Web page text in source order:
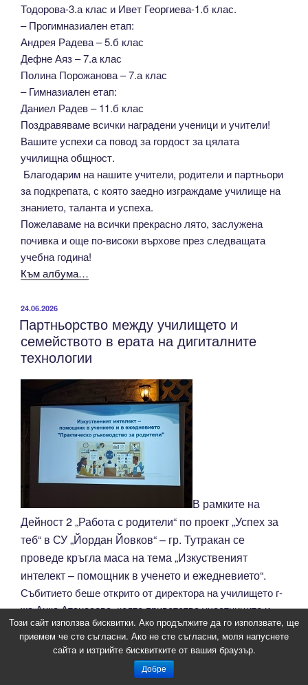
Тодорова-3.а клас и Ивет Георгиева-1.б клас.
–Прогимназиален етап:
Андрея Радева – 5.б клас
Дефне Аяз – 7.а клас
Полина Порожанова – 7.а клас
– Гимназиален етап:
Даниел Радев – 11.б клас
Поздравяваме всички наградени ученици и учители!
Вашите успехи са повод за гордост за цялата
училищна общност.
Благодарим на нашите учители, родители и партньори
за подкрепата, с която заедно изграждаме училище на
знанието, таланта и успеха.
Пожелаваме на всички прекрасно лято, заслужена
почивка и още по-високи върхове през следващата
учебна година!
Към албума…
ПУБЛИКУВАНО
НА
24.06.2026
Партньорство между училището и
семейството в ерата на дигиталните
технологии
В рамките на
Дейност 2 „Работа с родители“ по проект „Успех за
теб“ в СУ „Йордан Йовков“ – гр. Тутракан се
проведе кръгла маса на тема „Изкуственият
интелект – помощник в ученето и ежедневието“.
Събитието беше открито от директора на училището г-
жа Анка Атанасова, която приветства участниците и
подчерта значението на доброто сътрудничество
между училището и семейството в подкрепа на
успешното развитие на учениците.
Интересната и актуална тема беше представена от г-
Този сайт използва бисквитки. Ако продължите да го използвате, ще
приемем че сте съгласни. Ако не сте съгласни, моля напуснете
сайта и изтрийте бисквитките от вашия браузър.
Добре